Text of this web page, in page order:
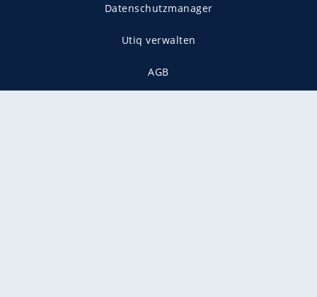
Datenschutzmanager
Utiq verwalten
AGB